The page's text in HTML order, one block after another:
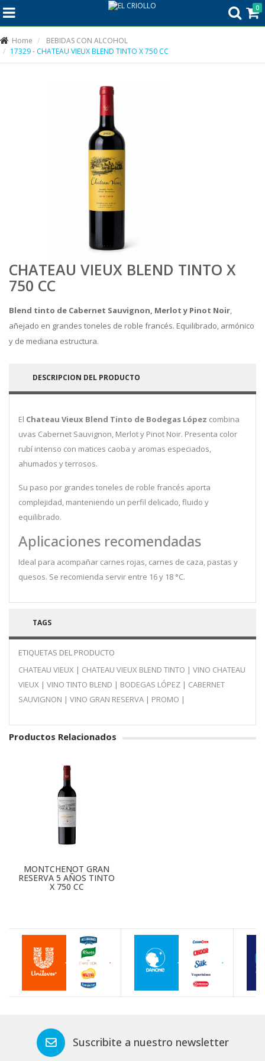
0
Home
BEBIDAS CON ALCOHOL
17329 - CHATEAU VIEUX BLEND TINTO X 750 CC
CHATEAU VIEUX BLEND TINTO X
750 CC
Blend tinto de Cabernet Sauvignon, Merlot y Pinot Noir,
añejado en grandes toneles de roble francés. Equilibrado, armónico
y de mediana estructura.
DESCRIPCION DEL PRODUCTO
El Chateau Vieux Blend Tinto de Bodegas López combina
uvas Cabernet Sauvignon, Merlot y Pinot Noir. Presenta color
rubí intenso con matices caoba y aromas especiados,
ahumados y terrosos.
Su paso por grandes toneles de roble francés aporta
complejidad, manteniendo un perfil delicado, fluido y
equilibrado.
Aplicaciones recomendadas
Ideal para acompañar carnes rojas, carnes de caza, pastas y
quesos. Se recomienda servir entre 16 y 18 °C.
TAGS
ETIQUETAS DEL PRODUCTO
CHATEAU VIEUX | CHATEAU VIEUX BLEND TINTO | VINO CHATEAU
VIEUX | VINO TINTO BLEND | BODEGAS LÓPEZ | CABERNET
SAUVIGNON | VINO GRAN RESERVA | PROMO |
Productos Relacionados
MONTCHENOT GRAN
RESERVA 5 AÑOS TINTO
X 750 CC
Suscribite a nuestro newsletter